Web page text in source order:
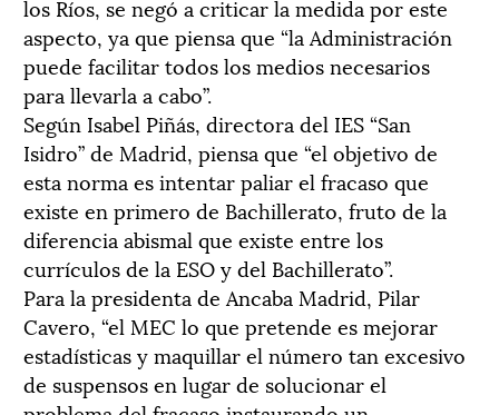
los Ríos, se negó a criticar la medida por este
aspecto, ya que piensa que “la Administración
puede facilitar todos los medios necesarios
para llevarla a cabo”.
Según Isabel Piñás, directora del IES “San
Isidro” de Madrid, piensa que “el objetivo de
esta norma es intentar paliar el fracaso que
existe en primero de Bachillerato, fruto de la
diferencia abismal que existe entre los
currículos de la ESO y del Bachillerato”.
Para la presidenta de Ancaba Madrid, Pilar
Cavero, “el MEC lo que pretende es mejorar
estadísticas y maquillar el número tan excesivo
de suspensos en lugar de solucionar el